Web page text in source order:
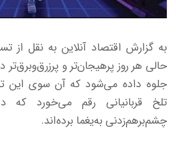
به گزارش اقتصاد آنلاین به نقل از
حالی هر روز پرهیجان‌تر و
جلوه داده می‌شود که آن سوی این
تلخ قربانیانی رقم می‌خورد که
چشم‌برهم‌زدنی به‌یغما برده‌اند.